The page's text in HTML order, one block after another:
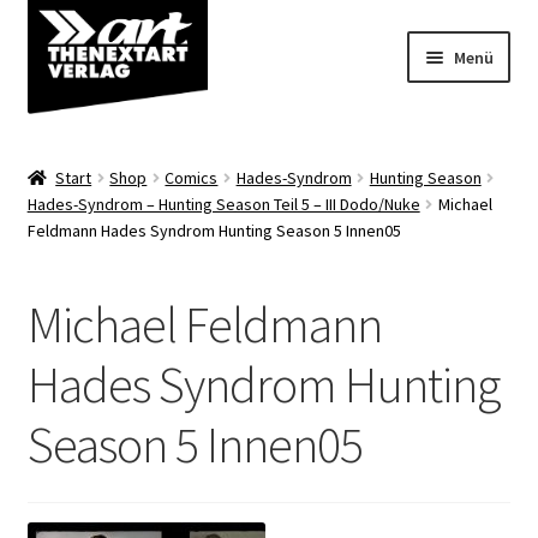
Zur
Navigation
springen
Zum
Inhalt
springen
Menü
Shop
Start Shop Comics Hades-Syndrom
Hunting Season
Hades-Syndrom – Hunting Season Teil 5 – III Dodo/Nuke
Michael
Feldmann Hades Syndrom Hunting Season 5 Innen05
Michael Feldmann
Hades Syndrom Hunting
Season 5 Innen05